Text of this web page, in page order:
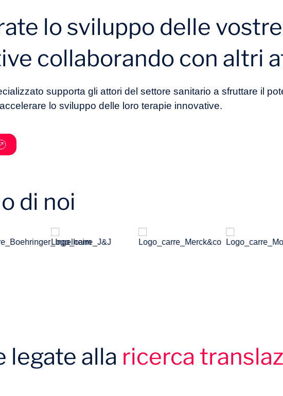
lo sviluppo delle
collaborando con altri
supporta gli attori del settore sanitario a sfruttare il
lo sviluppo delle loro terapie innovative.
di noi
legate alla ricerca